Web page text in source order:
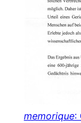
memorique: